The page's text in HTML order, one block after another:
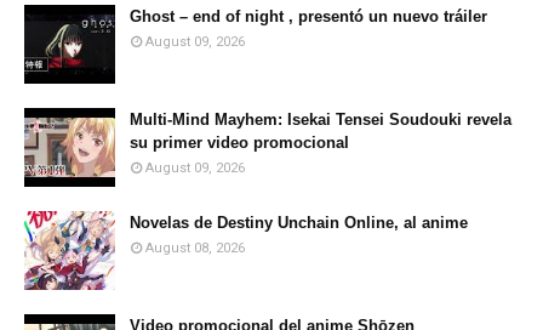
Ghost – end of night , presentó un nuevo tráiler
August 09, 2026
Multi-Mind Mayhem: Isekai Tensei Soudouki revela
su primer video promocional
August 09, 2026
Novelas de Destiny Unchain Online, al anime
August 08, 2026
Video promocional del anime Shōzen